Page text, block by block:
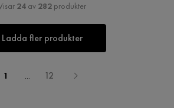
24av 282produkter
Ladda fler produkter
1 ... 12